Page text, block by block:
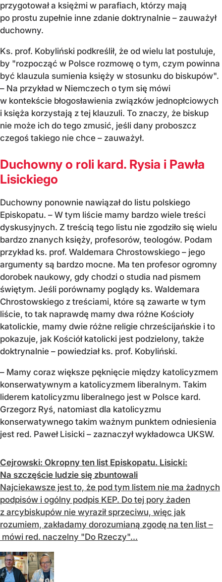
przygotował a księżmi w parafiach, którzy mają
po prostu zupełnie inne zdanie doktrynalnie – zauważył
duchowny.
Ks. prof. Kobyliński podkreślił, że od wielu lat postuluje,
by "rozpocząć w Polsce rozmowę o tym, czym powinna
być klauzula sumienia księży w stosunku do biskupów".
– Na przykład w Niemczech o tym się mówi
w kontekście błogosławienia związków jednopłciowych
i księża korzystają z tej klauzuli. To znaczy, że biskup
nie może ich do tego zmusić, jeśli dany proboszcz
czegoś takiego nie chce – zauważył.
Duchowny o roli kard. Rysia i Pawła
Lisickiego
Duchowny ponownie nawiązał do listu polskiego
Episkopatu. – W tym liście mamy bardzo wiele treści
dyskusyjnych. Z treścią tego listu nie zgodziło się wielu
bardzo znanych księży, profesorów, teologów. Podam
przykład ks. prof. Waldemara Chrostowskiego – jego
argumenty są bardzo mocne. Ma ten profesor ogromny
dorobek naukowy, gdy chodzi o studia nad pismem
świętym. Jeśli porównamy poglądy ks. Waldemara
Chrostowskiego z treściami, które są zawarte w tym
liście, to tak naprawdę mamy dwa różne Kościoły
katolickie, mamy dwie różne religie chrześcijańskie i to
pokazuje, jak Kościół katolicki jest podzielony, także
doktrynalnie – powiedział ks. prof. Kobyliński.
– Mamy coraz większe pęknięcie między katolicyzmem
konserwatywnym a katolicyzmem liberalnym. Takim
liderem katolicyzmu liberalnego jest w Polsce kard.
Grzegorz Ryś, natomiast dla katolicyzmu
konserwatywnego takim ważnym punktem odniesienia
jest red. Paweł Lisicki – zaznaczył wykładowca UKSW.
Cejrowski: Okropny ten list Episkopatu. Lisicki:
Na szczęście ludzie się zbuntowali
Najciekawsze jest to, że pod tym listem nie ma żadnych
podpisów i ogólny podpis KEP. Do tej pory żaden
z arcybiskupów nie wyraził sprzeciwu, więc jak
rozumiem, zakładamy dorozumianą zgodę na ten list –
mówi red. naczelny "Do Rzeczy"...